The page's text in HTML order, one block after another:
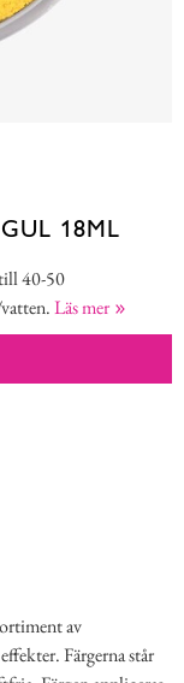
18ML
40-50
Läs mer
av
Färgerna står